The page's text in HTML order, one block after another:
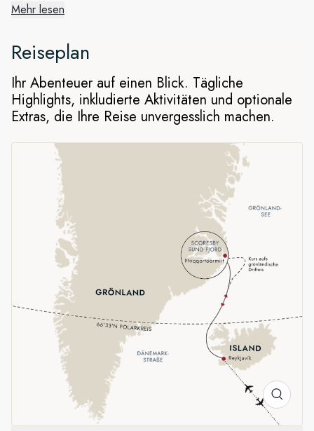
Die abgelegene Ostküste
Grönlands
Die weite und unberührte Wildnis der nur selten besuchten
Ostküste Grönlands ist nur wenige Monate im Jahr mit dem
Schiff zugänglich. Unser Ziel ist das Kangertittivaq-
Fjordsystem, eine gewaltige Anordnung von Fjorden und
Gletschern, die sich über mehr als 62.000 Quadratkilometer
erstrecken. Hier können Sie die Schönheit, Stille und die
Naturwunder eines wahrlich einzigartigen Reiseziels
genießen.
Natur, Tierwelt und eine starke
Kultur
Halten Sie während der Fahrt über das Meer nach auf
Eisschollen ruhenden Robben, Walen im Wasser und am
Himmel nach Vögeln wie Schneeeulen und grönländischen
Gierfalken Ausschau. Bei dieser Reise erfahren Sie auch viel
Wissenswertes über die faszinierende Geschichte, die
Traditionen und die Kultur der Menschen in Ittoqqortoormiit,
einer der abgelegensten Siedlungen der Welt.
Mehr lesen
Reiseplan
Ihr Abenteuer auf einen Blick. Tägliche
Highlights, inkludierte Aktivitäten und optionale
Extras, die Ihre Reise unvergesslich machen.